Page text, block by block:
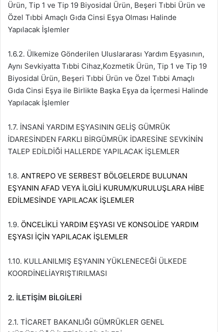
Ürün, Tip 1 ve Tip 19 Biyosidal Ürün, Beşeri Tıbbi Ürün ve
Özel Tıbbi Amaçlı Gıda Cinsi Eşya Olması Halinde
Yapılacak İşlemler
1.6.2. Ülkemize Gönderilen Uluslararası Yardım Eşyasının,
Aynı Sevkiyatta Tıbbi Cihaz,Kozmetik Ürün, Tip 1 ve Tip 19
Biyosidal Ürün, Beşeri Tıbbi Ürün ve Özel Tıbbi Amaçlı
Gıda Cinsi Eşya ile Birlikte Başka Eşya da İçermesi Halinde
Yapılacak İşlemler
1.7. İNSANİ YARDIM EŞYASININ GELİŞ GÜMRÜK
İDARESİNDEN FARKLI BİRGÜMRÜK İDARESİNE SEVKİNİN
TALEP EDİLDİĞİ HALLERDE YAPILACAK İŞLEMLER
1.8. ANTREPO VE SERBEST BÖLGELERDE BULUNAN
EŞYANIN AFAD VEYA İLGİLİ KURUM/KURULUŞLARA HİBE
EDİLMESİNDE YAPILACAK İŞLEMLER
1.9. ÖNCELİKLİ YARDIM EŞYASI VE KONSOLİDE YARDIM
EŞYASI İÇİN YAPILACAK İŞLEMLER
1.10. KULLANILMIŞ EŞYANIN YÜKLENECEĞİ ÜLKEDE
KOORDİNELİAYRIŞTIRILMASI
2. İLETİŞİM BİLGİLERİ
2.1. TİCARET BAKANLIĞI GÜMRÜKLER GENEL